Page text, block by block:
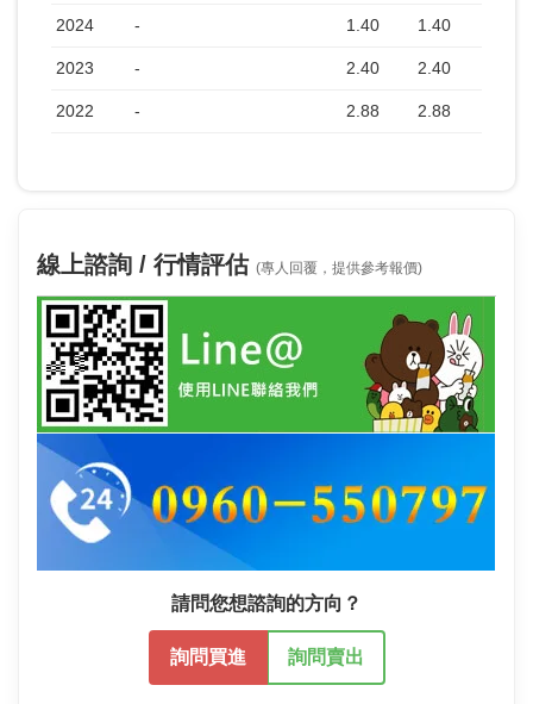
2024 - 1.40 1.40
2023 - 2.40 2.40
2022 - 2.88 2.88
線上諮詢 / 行情評估 (專人回覆，提供參考報價)
請問您想諮詢的方向？
詢問買進 詢問賣出